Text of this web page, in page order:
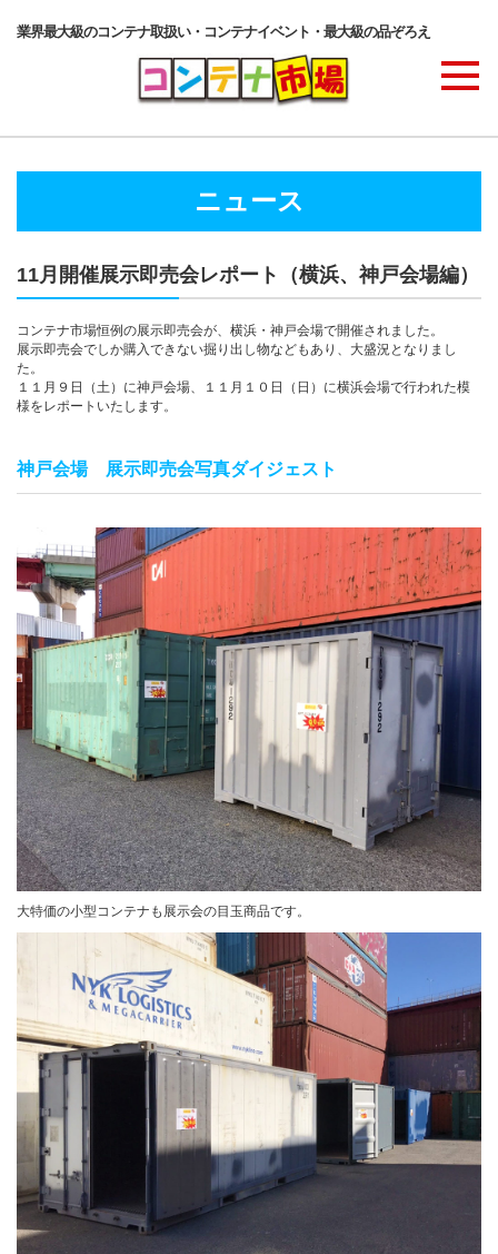
業界最大級のコンテナ取扱い・コンテナイベント・最大級の品ぞろえ
コンテナ・サービス
ご注文の流れ
カタログダウンロード
展示会場案内
その他ご案内
ニュース
11月開催展示即売会レポート（横浜、神戸会場編）
コンテナ市場恒例の展示即売会が、横浜・神戸会場で開催されました。
展示即売会でしか購入できない掘り出し物などもあり、大盛況となりまし
た。
１１月９日（土）に神戸会場、１１月１０日（日）に横浜会場で行われた模
様をレポートいたします。
神戸会場 展示即売会写真ダイジェスト
大特価の小型コンテナも展示会の目玉商品です。